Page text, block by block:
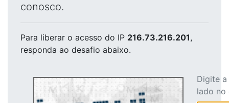
conosco.
Para liberar o acesso do IP 216.73.216.201,
responda ao desafio abaixo.
Digite
lado no